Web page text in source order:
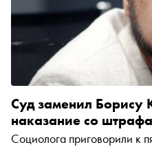
Суд заменил Борису
наказание со
Социолога приговорили к